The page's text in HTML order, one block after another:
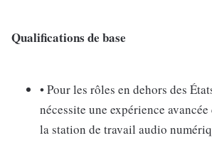
Qualifications de base
• Pour les rôles en dehors des
nécessite une expérience
la station de travail audio